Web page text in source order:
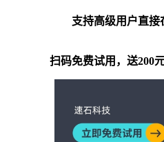
支持高级用户直接
扫码免费试用，送200